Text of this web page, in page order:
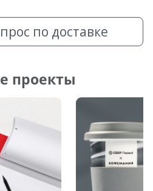
по доставке
проекты